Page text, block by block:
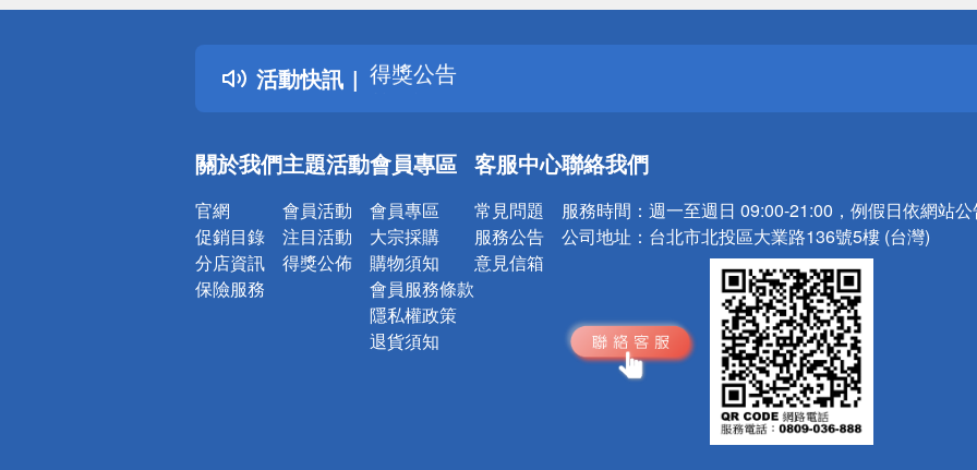
活動快訊
詐騙網頁！請小心！
得獎公告
熱門話題
銀行優惠
詐騙網頁！請小心！
關於我們
官網
促銷目錄
分店資訊
保險服務
主題活動
會員活動
注目活動
得獎公佈
會員專區
會員專區
大宗採購
購物須知
會員服務條款
隱私權政策
退貨須知
客服中心
常見問題
服務公告
意見信箱
聯絡我們
服務時間： 週一至週日 09:00-21:00，例假日依網站
公司地址： 台北市北投區大業路136號5樓 (台灣)